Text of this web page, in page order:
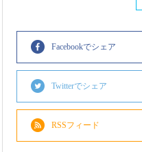
Facebookでシェア
Twitterでシェア
RSSフィード